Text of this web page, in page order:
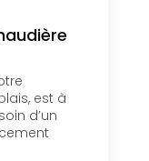
est à
d’un